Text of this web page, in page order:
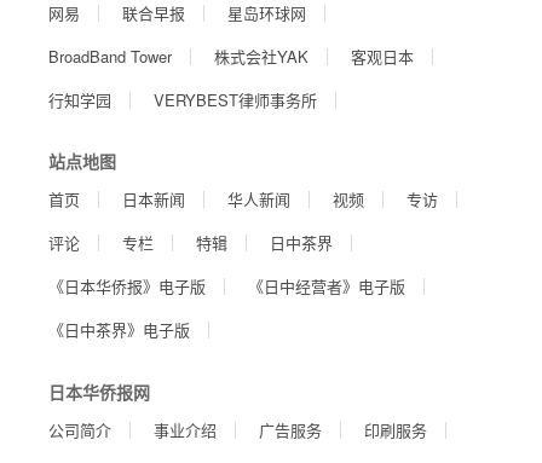
网易
联合早报
星岛环球网
BroadBand Tower
株式会社YAK
客观日本
行知学园
VERYBEST律师事务所
站点地图
首页 日本新闻 华人新闻 视频
专访
评论
专栏 特辑
日中茶界
《日本华侨报》电子版
《日中经营者》电子版
《日中茶界》电子版
日本华侨报网
公司简介 事业介绍 广告服务
印刷服务